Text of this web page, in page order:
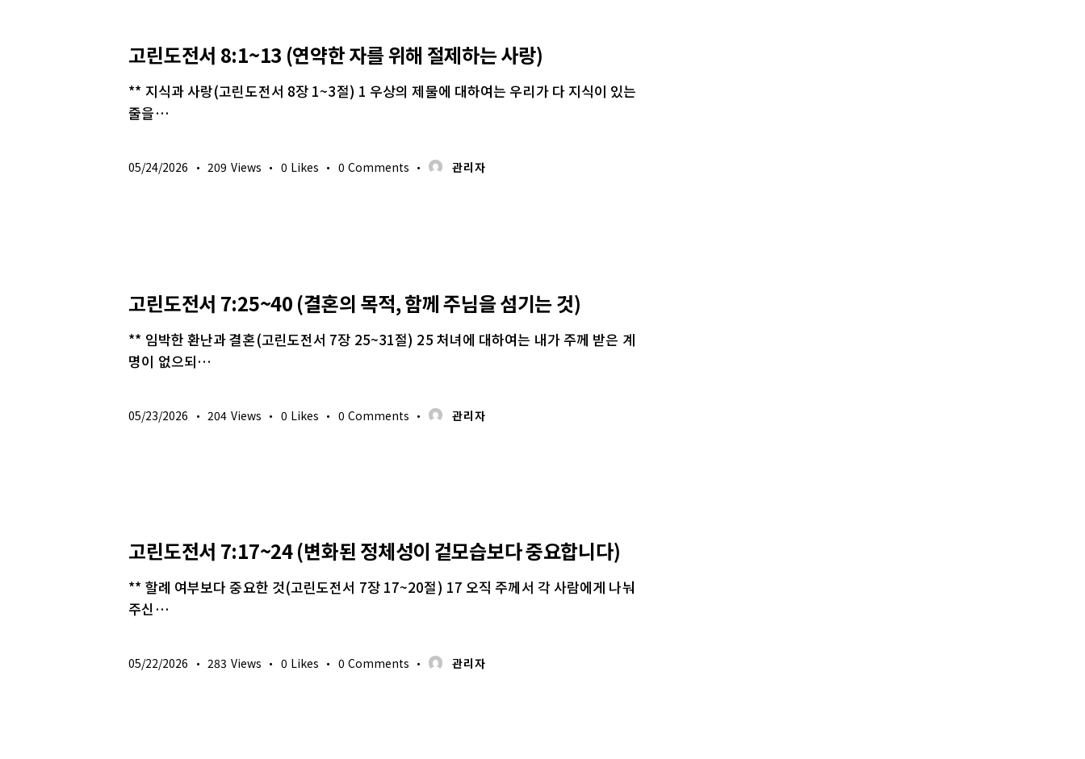
고린도전서 8:1~13 (연약한 자를 위해 절제하는 사랑)
** 지식과 사랑(고린도전서 8장 1~3절) 1 우상의 제물에 대하여는 우리가 다 지식이 있는
줄을…
05/24/2026 209 Views 0 Likes 0 Comments 관리자
고린도전서 7:25~40 (결혼의 목적, 함께 주님을 섬기는 것)
** 임박한 환난과 결혼(고린도전서 7장 25~31절) 25 처녀에 대하여는 내가 주께 받은 계
명이 없으되…
05/23/2026 204 Views 0 Likes 0 Comments 관리자
고린도전서 7:17~24 (변화된 정체성이 겉모습보다 중요합니다)
** 할례 여부보다 중요한 것(고린도전서 7장 17~20절) 17 오직 주께서 각 사람에게 나눠
주신…
05/22/2026 283 Views 0 Likes 0 Comments 관리자